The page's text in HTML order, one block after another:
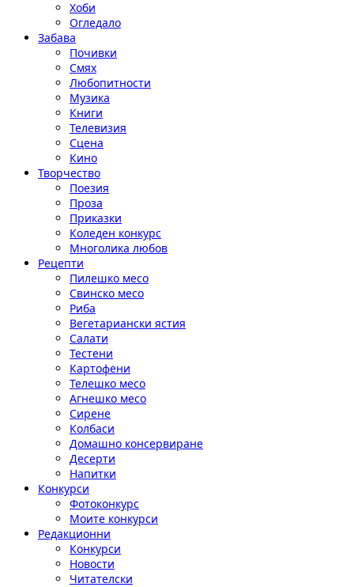
Хоби
Огледало
Забава
Почивки
Смях
Любопитности
Музика
Книги
Телевизия
Сцена
Кино
Творчество
Поезия
Проза
Приказки
Коледен конкурс
Многолика любов
Рецепти
Пилешко месо
Свинско месо
Риба
Вегетариански ястия
Салати
Тестени
Картофени
Телешко месо
Агнешко месо
Сирене
Колбаси
Домашно консервиране
Десерти
Напитки
Конкурси
Фотоконкурс
Моите конкурси
Редакционни
Конкурси
Новости
Читателски